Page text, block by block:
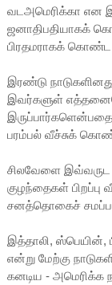
வடஅமெரிக்கா என
ஜனாதிபதியாகக்
பிரதமராகக் கொண்ட
இரண்டு
இவர்களுள்
இருப்பார்களென்பதை
பரம்பல் வீச்சுக்
சிலவேளை இவ்வருட
குழந்தைகள்
சனத்தொகைச்
இத்தாலி, ஸ்பெயின்,
என்று மேற்கு
கனடிய - அமெரிக்க